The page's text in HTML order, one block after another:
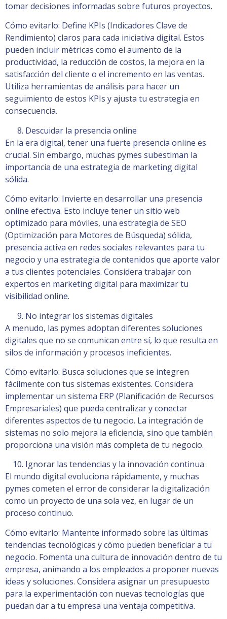
tomar decisiones informadas sobre futuros proyectos.
Cómo evitarlo: Define KPIs (Indicadores Clave de
Rendimiento) claros para cada iniciativa digital. Estos
pueden incluir métricas como el aumento de la
productividad, la reducción de costos, la mejora en la
satisfacción del cliente o el incremento en las ventas.
Utiliza herramientas de análisis para hacer un
seguimiento de estos KPIs y ajusta tu estrategia en
consecuencia.
Descuidar la presencia online
En la era digital, tener una fuerte presencia online es
crucial. Sin embargo, muchas pymes subestiman la
importancia de una estrategia de marketing digital
sólida.
Cómo evitarlo: Invierte en desarrollar una presencia
online efectiva. Esto incluye tener un sitio web
optimizado para móviles, una estrategia de SEO
(Optimización para Motores de Búsqueda) sólida,
presencia activa en redes sociales relevantes para tu
negocio y una estrategia de contenidos que aporte valor
a tus clientes potenciales. Considera trabajar con
expertos en marketing digital para maximizar tu
visibilidad online.
No integrar los sistemas digitales
A menudo, las pymes adoptan diferentes soluciones
digitales que no se comunican entre sí, lo que resulta en
silos de información y procesos ineficientes.
Cómo evitarlo: Busca soluciones que se integren
fácilmente con tus sistemas existentes. Considera
implementar un sistema ERP (Planificación de Recursos
Empresariales) que pueda centralizar y conectar
diferentes aspectos de tu negocio. La integración de
sistemas no solo mejora la eficiencia, sino que también
proporciona una visión más completa de tu negocio.
Ignorar las tendencias y la innovación continua
El mundo digital evoluciona rápidamente, y muchas
pymes cometen el error de considerar la digitalización
como un proyecto de una sola vez, en lugar de un
proceso continuo.
Cómo evitarlo: Mantente informado sobre las últimas
tendencias tecnológicas y cómo pueden beneficiar a tu
negocio. Fomenta una cultura de innovación dentro de tu
empresa, animando a los empleados a proponer nuevas
ideas y soluciones. Considera asignar un presupuesto
para la experimentación con nuevas tecnologías que
puedan dar a tu empresa una ventaja competitiva.